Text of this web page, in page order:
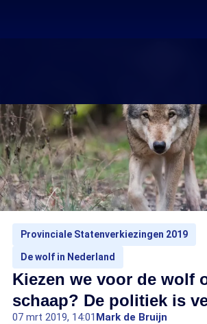
Provinciale Statenverkiezingen 2019
De wolf in Nederland
Kiezen we voor de wolf
schaap? De politiek is
07 mrt 2019, 14:01 Mark de Bruijn